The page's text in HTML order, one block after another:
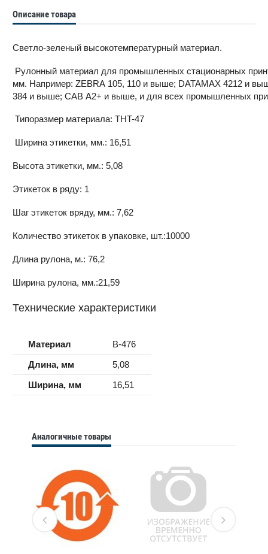
Описание товара
Светло-зеленый высокотемпературный материал.
Рулонный материал для промышленных стационарных
мм. Например: ZEBRA 105, 110 и выше; DATAMAX 4212 и
384 и выше; CAB A2+ и выше, и для всех промышленных
Типоразмер материала: THT-47
Ширина этикетки, мм.: 16,51
Высота этикетки, мм.: 5,08
Этикеток в ряду: 1
Шаг этикеток вряду, мм.: 7,62
Количество этикеток в упаковке, шт.:10000
Длина рулона, м.: 76,2
Ширина рулона, мм.:21,59
Технические характеристики
Материал
B-476
Длина, мм
5,08
Ширина, мм
16,51
Аналогичные товары